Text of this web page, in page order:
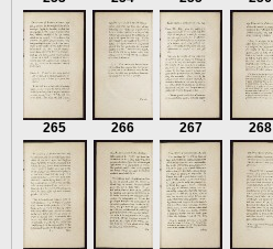
265 266 267 268